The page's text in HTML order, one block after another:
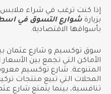
إذا كنت ترغب في شراء
بزيارة شوارع التسوق في
بأسواقها الاقتصادية.
سوق توكسيم و شارع عثمان
الأماكن التي تجمع بين
المتنوعة. شارع توكسيم
المحلات التي تبيع منتجات
تنافسية، بينما يتمتع شارع